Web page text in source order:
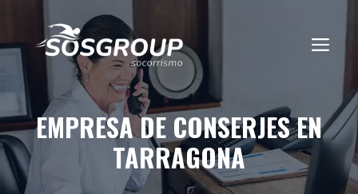
contenido
EMPRESA DE CONSERJES EN
TARRAGONA